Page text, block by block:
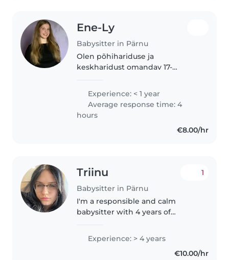
Ene-Ly
Babysitter in Pärnu
Olen põhihariduse ja
keskharidust omandav 17-
vastutustundlik, sportlik ja hooliv.
Ning valdan eesti ja inglise keelt.
Mul on kogemusi laste
hoidmisega alates pisikestest..
Experience: < 1 year
Average response time: 4
hours
€8.00/hr
Triinu
Babysitter in Pärnu
1
I'm a responsible and calm
babysitter with 4 years of
toddlers, and preschoolers. I
speak English and Estonian and
love engaging children with
Experience: > 4 years
€10.00/hr